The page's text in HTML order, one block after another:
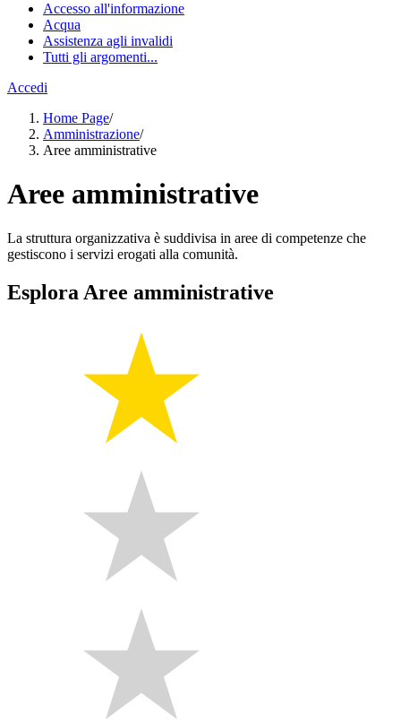
Accesso all'informazione
Acqua
Assistenza agli invalidi
Tutti gli argomenti...
Accedi
Home Page/
Amministrazione/
Aree amministrative
Aree amministrative
La struttura organizzativa è suddivisa in aree di competenze che
gestiscono i servizi erogati alla comunità.
Esplora Aree amministrative